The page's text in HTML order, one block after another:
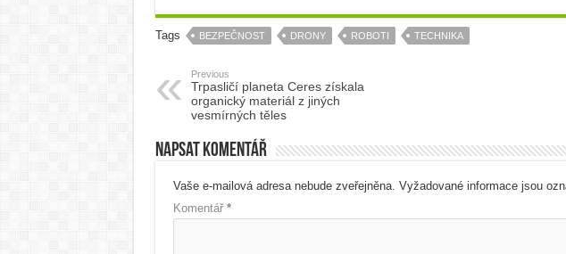
Tags BEZPEČNOST DRONY ROBOTI TECHNIKA
Previous
Trpasličí planeta Ceres získala
organický materiál z jiných
vesmírných těles
Napsat komentář
Vaše e-mailová adresa nebude zveřejněna. Vyžadované informace jsou
Komentář *